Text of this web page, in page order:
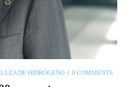
DE HIDRÓGENO 0 COMMENTS